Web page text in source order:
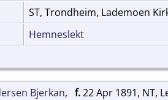
ST, Trondheim, Lademoen
Hemneslekt
Bjerkan, f.22 Apr 1891, NT,